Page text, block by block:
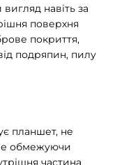
навіть за
поверхня
покриття,
подряпин, пилу
планшет, не
обмежуючи
частина